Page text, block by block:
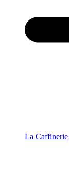
La Caffinerie